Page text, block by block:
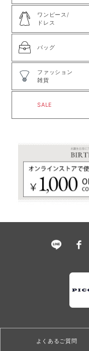
ワンピース/
ドレス
バッグ
ファッション
雑貨
SALE
よくあるご質問